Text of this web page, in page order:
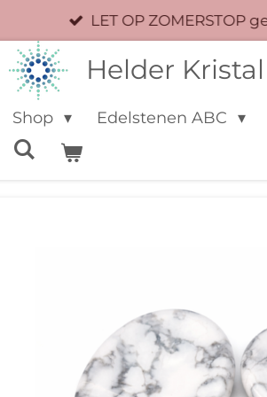
LET OP ZOMERSTOP
Helder Kristal
Shop Edelstenen ABC